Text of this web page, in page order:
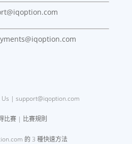
| support@iqoption.com
比賽 | 比賽規則
的 3 種快速方法